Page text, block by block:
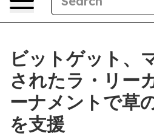
ビットゲット、
されたラ・リー
ーナメントで草
を支援